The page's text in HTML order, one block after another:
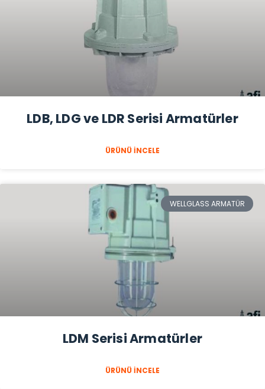
LDB, LDG ve LDR Serisi Armatürler
ÜRÜNÜ İNCELE
WELLGLASS ARMATÜR
LDM Serisi Armatürler
ÜRÜNÜ İNCELE